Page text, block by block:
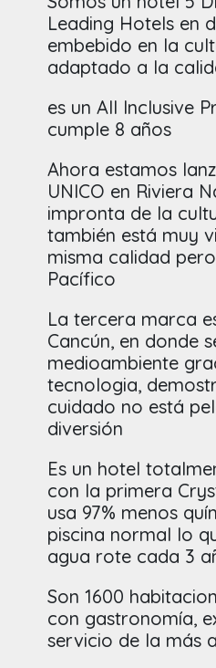
Leading Hotels en
embebido en la
adaptado a la
es un All Inclusive
cumple 8 años
Ahora estamos
UNICO en Riviera
impronta de la
también está muy
misma calidad
Pacífico
La tercera marca
Cancún, en donde
medioambiente
tecnologia,
cuidado no está
diversión
Es un hotel
con la primera
usa 97% menos
piscina normal lo
agua rote cada 3
Son 1600
con gastronomía,
servicio de la más